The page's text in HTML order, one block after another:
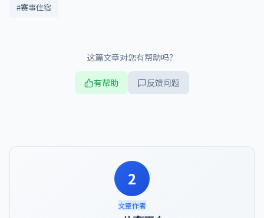
#赛事住宿
这篇文章对您有帮助吗？
有帮助 反馈问题
2
文章作者